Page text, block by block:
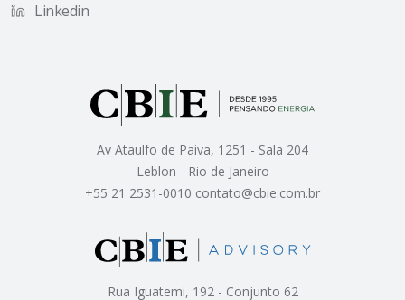
Linkedin
Av Ataulfo de Paiva, 1251 - Sala 204
Leblon - Rio de Janeiro
+55 21 2531-0010 contato@cbie.com.br
Rua Iguatemi, 192 - Conjunto 62